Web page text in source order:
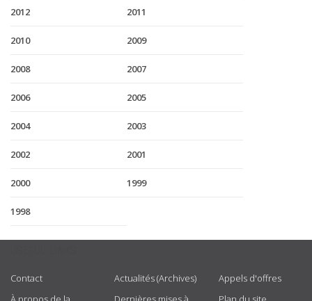
2012 2011
2010 2009
2008 2007
2006 2005
2004 2003
2002 2001
2000 1999
1998
Contact
Actualités (Archives)
Appels d'offres